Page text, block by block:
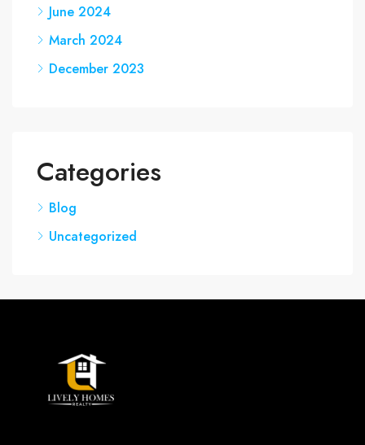
June 2024
March 2024
December 2023
Categories
Blog
Uncategorized